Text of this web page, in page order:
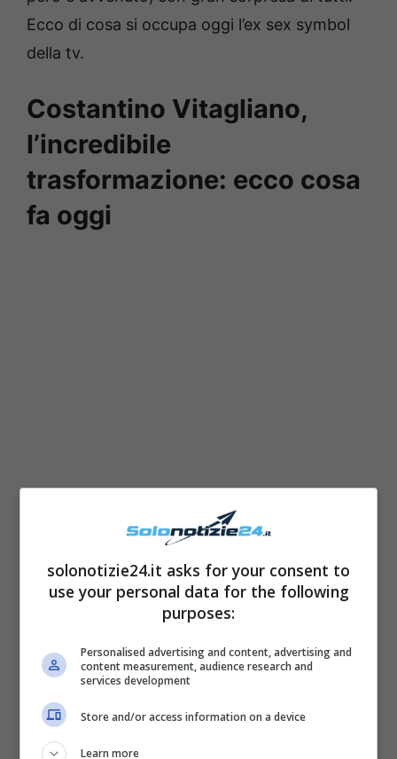
Ecco di cosa si occupa oggi l’ex sex symbol
della tv.
Costantino Vitagliano,
l’incredibile
trasformazione: ecco cosa
fa oggi
abbandonato la tv per occuparsi di qualcosa
un’agenzia interinale e trova lavoro ai
professionisti suoi clienti.
solonotizie24.it asks for your consent to
use your personal data for the following
purposes:
Personalised advertising and content, advertising and
content measurement, audience research and
services development
Store and/or access information on a device
Learn more